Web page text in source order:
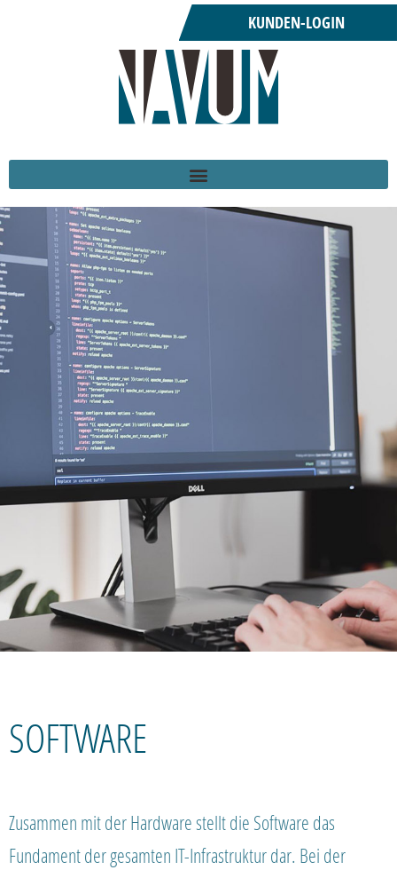
KUNDEN-LOGIN
SOFTWARE
Zusammen mit der Hardware stellt die Software das
Fundament der gesamten IT-Infrastruktur dar. Bei der